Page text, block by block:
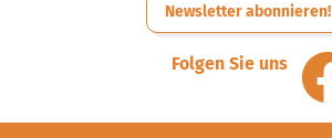
Newsletter abonnieren!
Folgen Sie uns